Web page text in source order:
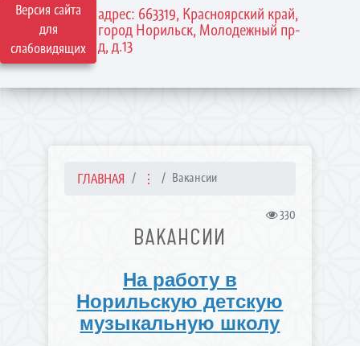
Версия сайта
для
слабовидящих
адрес: 663319, Красноярский край,
город Норильск, Молодежный пр-
д, д.13
ГЛАВНАЯ ⋮ Вакансии
330
ВАКАНСИИ
На работу в
Норильскую детскую
музыкальную школу